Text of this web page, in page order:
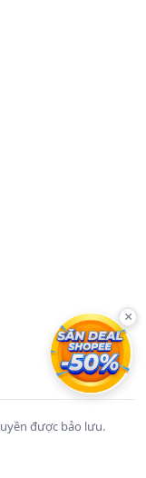
được bảo lưu.
×